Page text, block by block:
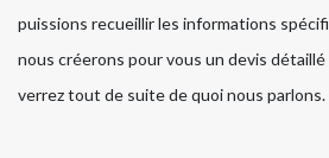
puissions recueillir les informations
nous créerons pour vous un devis
verrez tout de suite de quoi nous parlons.